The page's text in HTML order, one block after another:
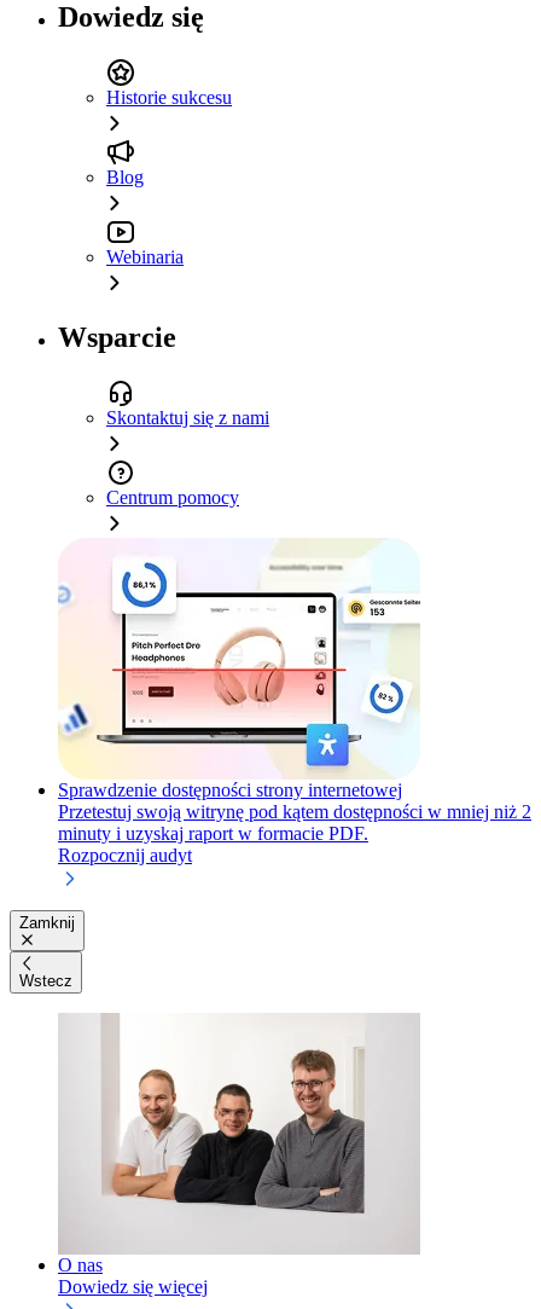
Dowiedz się
Historie sukcesu
Blog
Webinaria
Wsparcie
Skontaktuj się z nami
Centrum pomocy
Sprawdzenie dostępności strony internetowej
Przetestuj swoją witrynę pod kątem dostępności w mniej niż 2
minuty i uzyskaj raport w formacie PDF.
Rozpocznij audyt
Zamknij
Wstecz
O nas
Dowiedz się więcej